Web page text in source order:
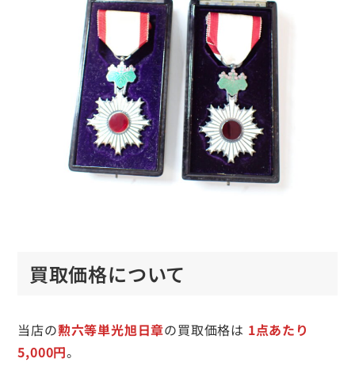
買取価格について
当店の勲六等単光旭日章の買取価格は 1点あたり
5,000円。